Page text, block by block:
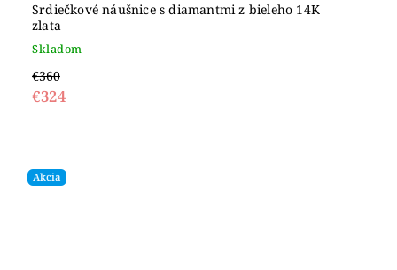
Srdiečkové náušnice s diamantmi z bieleho 14K
zlata
Skladom
€360
€324
Akcia